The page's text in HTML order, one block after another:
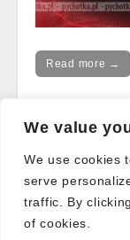
We value
We use cookies
serve
traffic. By
of cookies.
Read more →
Post
navigation